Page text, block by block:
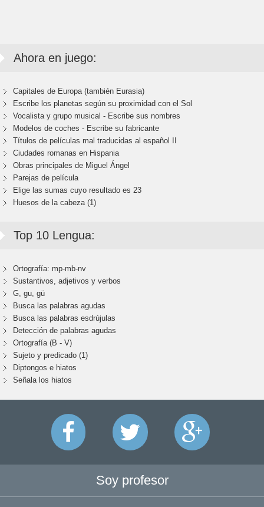
Ahora en juego:
Capitales de Europa (también Eurasia)
Escribe los planetas según su proximidad con el Sol
Vocalista y grupo musical - Escribe sus nombres
Modelos de coches - Escribe su fabricante
Títulos de películas mal traducidas al español II
Ciudades romanas en Hispania
Obras principales de Miguel Ángel
Parejas de película
Elige las sumas cuyo resultado es 23
Huesos de la cabeza (1)
Top 10 Lengua:
Ortografía: mp-mb-nv
Sustantivos, adjetivos y verbos
G, gu, gü
Busca las palabras agudas
Busca las palabras esdrújulas
Detección de palabras agudas
Ortografía (B - V)
Sujeto y predicado (1)
Diptongos e hiatos
Señala los hiatos
Soy profesor